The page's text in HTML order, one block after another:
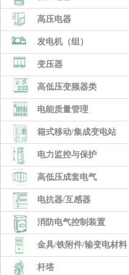
高压电器
发电机（组）
变压器
高低压变频器类
电能质量管理
箱式移动/集成变电站
电力监控与保护
高低压成套电气
电抗器/互感器
消防电气控制装置
金具/铁附件/输变电材料
杆塔